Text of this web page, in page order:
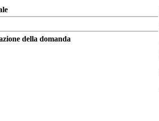
della domanda